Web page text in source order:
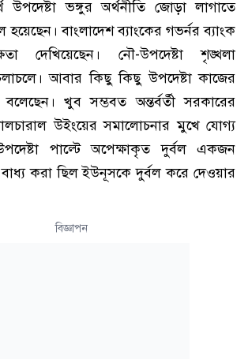
ভঙ্গুর অর্থনীতি জোড়া লাগাতে
বাংলাদেশ ব্যাংকের গভর্নর ব্যাংক
দেখিয়েছেন। নৌ-উপদেষ্টা শৃঙ্খলা
আবার কিছু কিছু উপদেষ্টা কাজের
খুব সম্ভবত অন্তর্বর্তী সরকারের
উইংয়ের সমালোচনার মুখে যোগ্য
পাল্টে অপেক্ষাকৃত দুর্বল একজন
বাধ্য করা ছিল ইউনূসকে দুর্বল করে দেওয়ার
বিজ্ঞাপন